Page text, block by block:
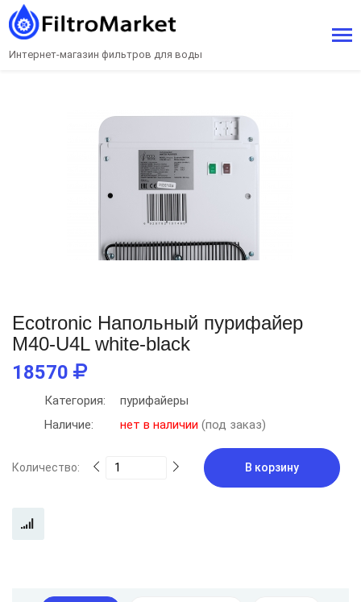
Интернет-магазин фильтров для воды
Ecotronic Напольный пурифайер
M40-U4L white-black
18570
Категория:
пурифайеры
Наличие:
нет в наличии (под заказ)
Количество: В корзину